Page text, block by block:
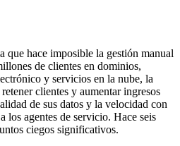
que hace imposible la gestión manual
de clientes en dominios,
y servicios en la nube, la
clientes y aumentar ingresos
de sus datos y la velocidad con
los agentes de servicio. Hace seis
ciegos significativos.